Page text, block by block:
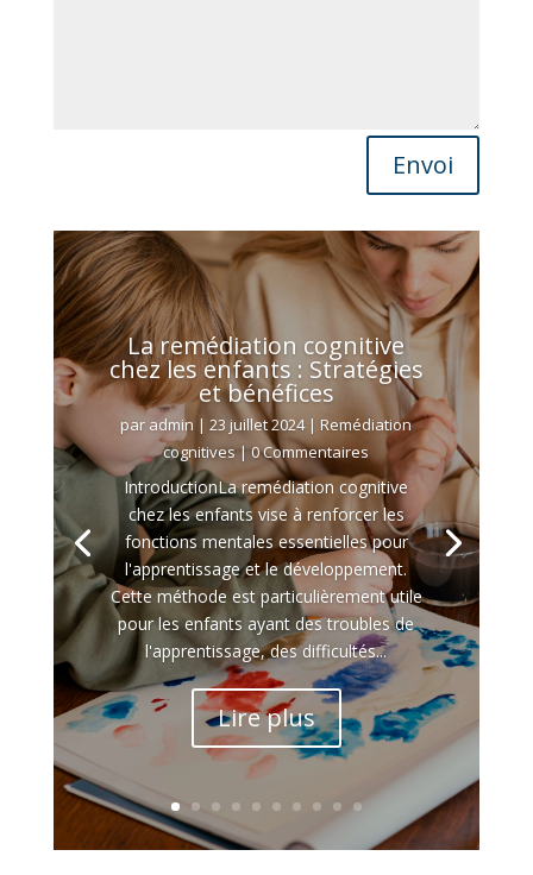
Envoi
La remédiation cognitive
chez les enfants : Stratégies
et bénéfices
par admin |23 juillet 2024| Remédiation
cognitives| 0 Commentaires
IntroductionLa remédiation cognitive
chez les enfants vise à renforcer les
fonctions mentales essentielles pour
l'apprentissage et le développement.
Cette méthode est particulièrement utile
pour les enfants ayant des troubles de
l'apprentissage, des difficultés...
Lire plus